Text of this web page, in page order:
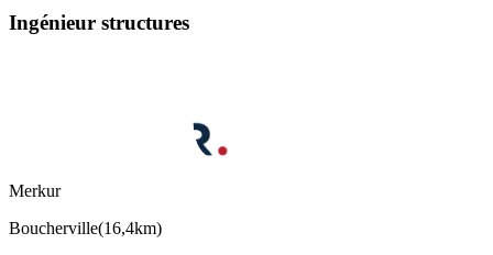
Ingénieur structures
Merkur
Boucherville(16,4km)